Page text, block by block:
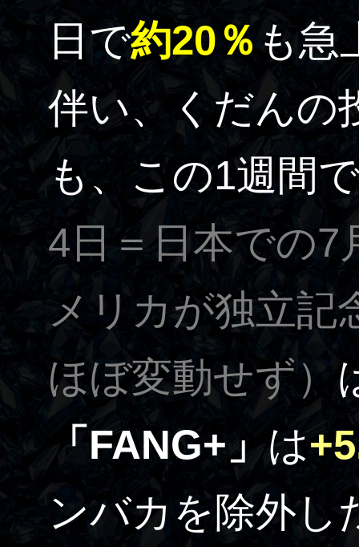
日で約20％ も急
伴い、くだんの
も、この1週間
4日＝日本での7
メリカが独立記
ほぼ変動せず）
「FANG+」 は
ンバカを除外し